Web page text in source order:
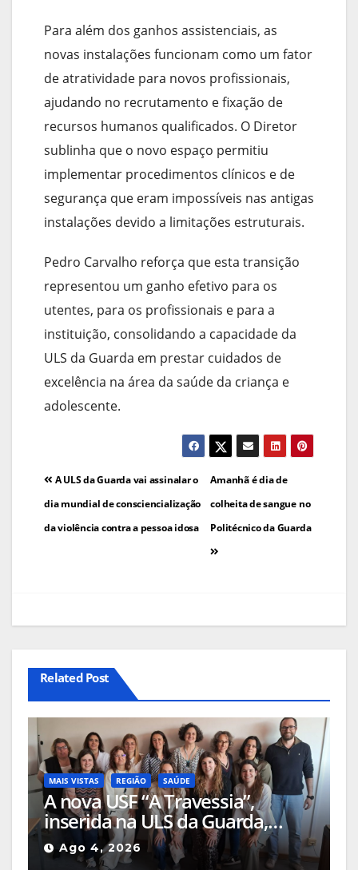
Para além dos ganhos assistenciais, as
novas instalações funcionam como um fator
de atratividade para novos profissionais,
ajudando no recrutamento e fixação de
recursos humanos qualificados. O Diretor
sublinha que o novo espaço permitiu
implementar procedimentos clínicos e de
segurança que eram impossíveis nas antigas
instalações devido a limitações estruturais.
Pedro Carvalho reforça que esta transição
representou um ganho efetivo para os
utentes, para os profissionais e para a
instituição, consolidando a capacidade da
ULS da Guarda em prestar cuidados de
excelência na área da saúde da criança e
adolescente.
Navegação
de
artigos
Amanhã é dia de
colheita de sangue no
Politécnico da Guarda
A ULS da Guarda vai assinalar o
dia mundial de consciencialização
da violência contra a pessoa idosa
Related Post
MAIS VISTAS REGIÃO SAÚDE
A nova USF “A Travessia”,
inserida na ULS da Guarda,
passa a garantir cobertura total
de cuidados de saúde em
Ago 4, 2026